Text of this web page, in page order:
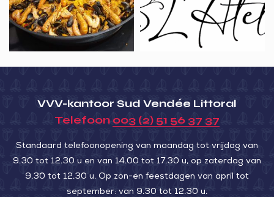
VVV-kantoor Sud Vendée Littoral
Telefoon 003 (2) 51 56 37 37
Standaard telefoonopening van maandag tot vrijdag van
9.30 tot 12.30 u en van 14.00 tot 17.30 u, op zaterdag van
9.30 tot 12.30 u. Op zon-en feestdagen van april tot
september: van 9.30 tot 12.30 u.